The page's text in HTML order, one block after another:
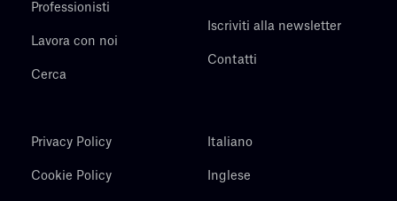
Professionisti
Lavora con noi
Cerca
Iscriviti alla newsletter
Contatti
Privacy Policy
Cookie Policy
Italiano
Inglese